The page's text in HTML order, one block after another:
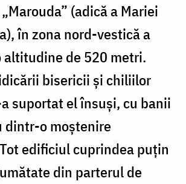
(adică a Mariei
în zona nord-vestică a
altitudine de 520 metri.
bisericii și chiliilor
suportat el însuși, cu banii
dintr-o moștenire
edificiul cuprindea puţin
din parterul de